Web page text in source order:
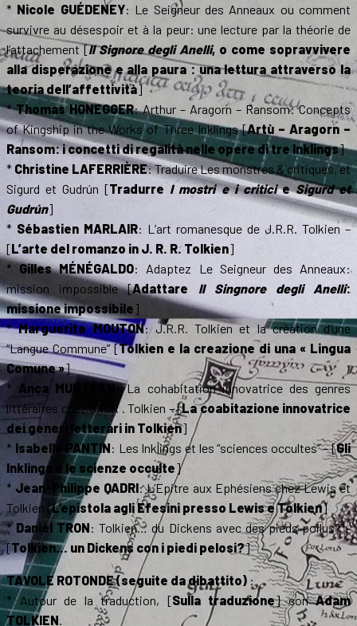
* Nicole GUÉDENEY: Le Seigneur des Anneaux ou comment
survivre au désespoir et à la peur: une lecture par la théorie de
l’attachement [Il Signore degli Anelli, o come sopravvivere
alla disperazione e alla paura : una lettura attraverso la
teoria dell’affettività]
*Thomas HONEGGER: Arthur – Aragorn – Ransom: Concepts
of Kingship in the Works of Three Inklings [Artù – Aragorn –
Ransom: i concetti di regalità nelle opere di tre Inklings]
* Christine LAFERRIÈRE: Traduire Les monstres & critiques, et
Sigurd et Gudrún [Tradurre I mostri e i criticieSigurd et
Gudrún]
* Sébastien MARLAIR: L’art romanesque de J.R.R. Tolkien –
[L’arte del romanzo in J. R. R. Tolkien]
*Gilles MÉNÉGALDO: Adaptez Le Seigneur des Anneaux:
mission impossible [Adattare Il Singnore degli Anelli:
missione impossibile]
*Marguerite MOUTON: J.R.R. Tolkien et la création d’une
“Langue Commune” [Tolkien e la creazione di una « Lingua
Comune »]
* Anca MUNTEAN: La cohabitation innovatrice des genres
littéraires chez J.R.R . Tolkien – [La coabitazione innovatrice
dei generi letterari in Tolkien]
* Isabelle PANTIN: Les Inklings et les “sciences occultes” – [Gli
Inklings e le scienze occulte]
* Jean-Philippe QADRI: L’Epitre aux Ephésiens chez Lewis et
Tolkien [L’epistola agli Efesini presso Lewis e Tolkien]
* Daniel TRON: Tolkien… du Dickens avec des pieds poilus? –
[Tolkien… un Dickens con i piedi pelosi?]
TAVOLE ROTONDE (seguite da dibattito) :
* Autour de la traduction, [Sulla traduzione] conAdam
TOLKIEN.